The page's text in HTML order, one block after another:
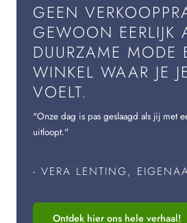
GEEN
GEWOON EERLIJK
DUURZAME MODE
WINKEL WAAR JE
VOELT.
"Onze dag is pas geslaagd als jij met
uitloopt."
- VERA LENTING,
Ontdek hier ons hele verhaal!